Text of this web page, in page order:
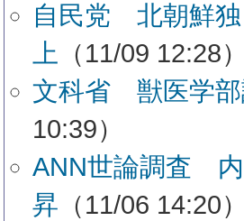
自民党 北朝鮮独
上 （11/09 12:28
文科省 獣医学部
10:39）
ANN世論調査 内
昇 （11/06 14:20